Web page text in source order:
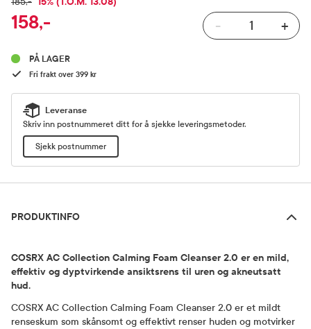
158,- - +
PÅ LAGER
Fri frakt over 399 kr
Leveranse
Skriv inn postnummeret ditt for å sjekke leveringsmetoder.
Sjekk postnummer
PRODUKTINFO
COSRX AC Collection Calming Foam Cleanser 2.0 er en mild,
effektiv og dyptvirkende ansiktsrens til uren og akneutsatt
hud.
COSRX AC Collection Calming Foam Cleanser 2.0 er et mildt
renseskum som skånsomt og effektivt renser huden og motvirker